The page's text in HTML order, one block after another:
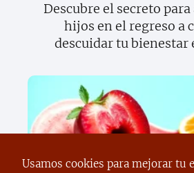
Descubre el secreto
hijos en el regreso a
descuidar tu bienestar
Usamos cookies para mejorar tu